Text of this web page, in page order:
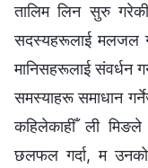
तालिम लिन सुरु
सदस्यहरूलाई मलजल
मानिसहरूलाई संवर्धन
समस्याहरू समाधान
कहिलेकाहीँ ली मिङले
छलफल गर्दा, म उनको